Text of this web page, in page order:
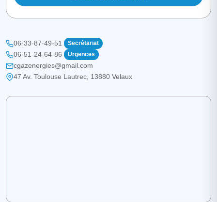
06-33-87-49-51 Secrétariat
06-51-24-64-86 Urgences
cgazenergies@gmail.com
47 Av. Toulouse Lautrec, 13880 Velaux